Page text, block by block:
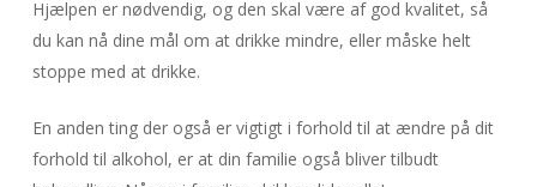
Hjælpen er nødvendig, og den skal være af god kvalitet, så
du kan nå dine mål om at drikke mindre, eller måske helt
stoppe med at drikke.
En anden ting der også er vigtigt i forhold til at ændre på dit
forhold til alkohol, er at din familie også bliver tilbudt